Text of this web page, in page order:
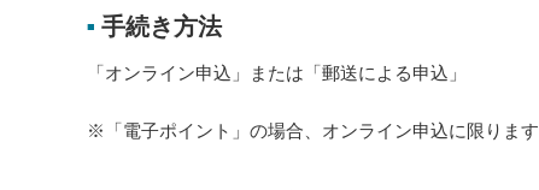
■ 手続き方法
「オンライン申込」または「郵送による申込」
※「電子ポイント」の場合、オンライン申込に限ります